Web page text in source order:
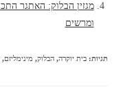
מגזין הבלוק: האתגר
ומרשים
תגיות:בית יוקרה, הבלוק, מינימליזם,